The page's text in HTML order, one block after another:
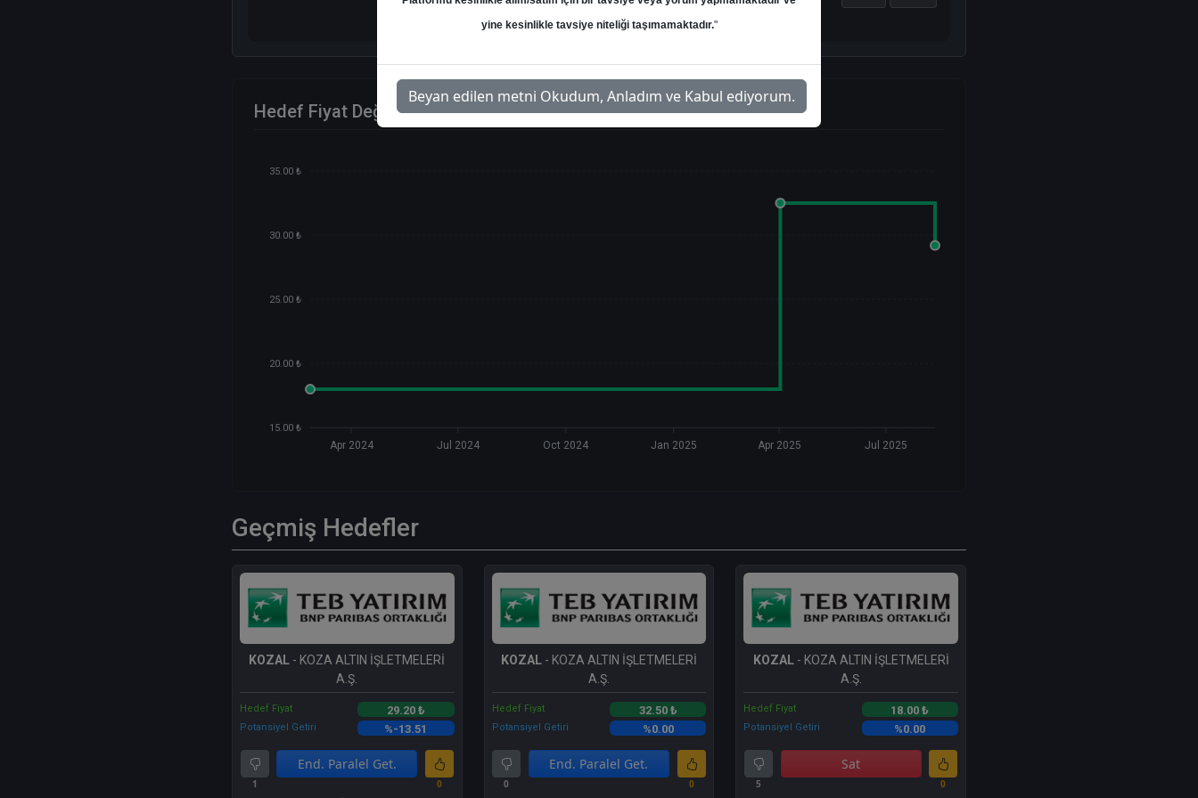
Hedef Fiyat Değişim Grafiği
35.00 ₺
30.00 ₺
25.00 ₺
20.00 ₺
15.00 ₺
Apr 2024 Jul 2024 Oct 2024 Jan 2025 Apr 2025 Jul 2025
Geçmiş Hedefler
KOZAL - KOZA ALTIN İŞLETMELERİ
A.Ş.
Hedef Fiyat 29.20 ₺
Potansiyel Getiri %-13.51
1
End. Paralel Get.
0
KOZAL- KOZA ALTIN İŞLETMELERİ
A.Ş.
Hedef Fiyat 32.50 ₺
Potansiyel Getiri %0.00
0
End. Paralel Get.
0
KOZAL- KOZA ALTIN İŞLETMELERİ
A.Ş.
Hedef Fiyat 18.00 ₺
Potansiyel Getiri %0.00
5
Sat
0
yine kesinlikle tavsiye niteliği taşımamaktadır."
Beyan edilen metni Okudum, Anladım ve Kabul ediyorum.